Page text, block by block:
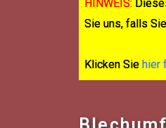
HINWEIS:
Sie uns, falls
Klicken Sie hier